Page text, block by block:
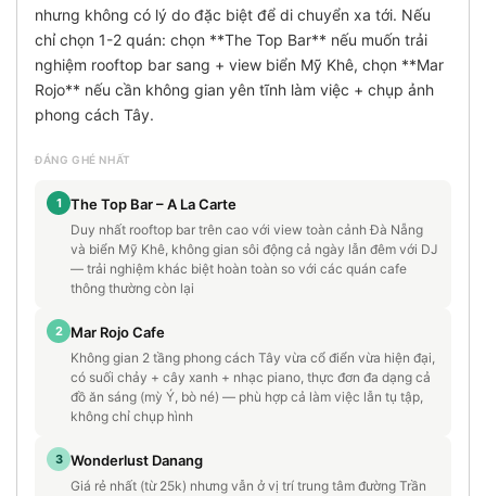
nhưng không có lý do đặc biệt để di chuyển xa tới. Nếu
chỉ chọn 1-2 quán: chọn **The Top Bar** nếu muốn trải
nghiệm rooftop bar sang + view biển Mỹ Khê, chọn **Mar
Rojo** nếu cần không gian yên tĩnh làm việc + chụp ảnh
phong cách Tây.
ĐÁNG GHÉ NHẤT
1 The Top Bar – A La Carte
Duy nhất rooftop bar trên cao với view toàn cảnh Đà Nẵng
và biển Mỹ Khê, không gian sôi động cả ngày lẫn đêm với DJ
— trải nghiệm khác biệt hoàn toàn so với các quán cafe
thông thường còn lại
2 Mar Rojo Cafe
Không gian 2 tầng phong cách Tây vừa cổ điển vừa hiện đại,
có suối chảy + cây xanh + nhạc piano, thực đơn đa dạng cả
đồ ăn sáng (mỳ Ý, bò né) — phù hợp cả làm việc lẫn tụ tập,
không chỉ chụp hình
3 Wonderlust Danang
Giá rẻ nhất (từ 25k) nhưng vẫn ở vị trí trung tâm đường Trần